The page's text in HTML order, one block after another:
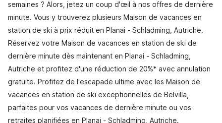
semaines ? Alors, jetez un coup d'œil à nos offres de dernière
minute. Vous y trouverez plusieurs Maison de vacances en
station de ski à prix réduit en Planai - Schladming, Autriche.
Réservez votre Maison de vacances en station de ski de
dernière minute dès maintenant en Planai - Schladming,
Autriche et profitez d'une réduction de 20%* avec annulation
gratuite. Profitez de l'escapade ultime avec les Maison de
vacances en station de ski exceptionnelles de Belvilla,
parfaites pour vos vacances de dernière minute ou vos
retraites planifiées en Planai - Schladming, Autriche.